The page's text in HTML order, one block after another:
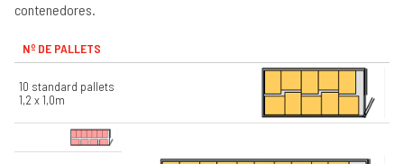
contenedores.
Nº DE PALLETS
10 standard pallets
1,2 x 1,0m